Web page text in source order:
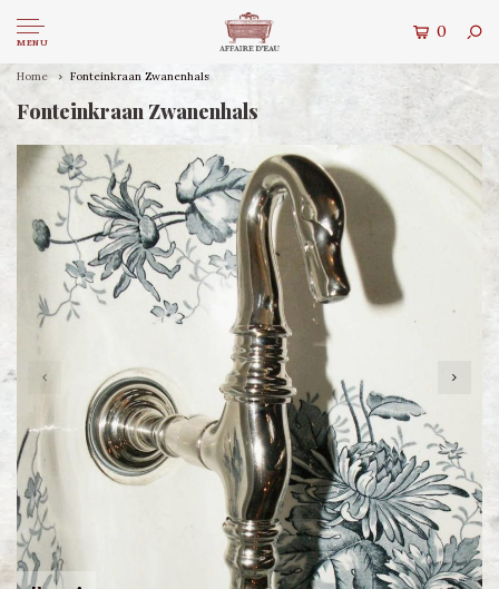
MENU
0
Home Fonteinkraan Zwanenhals
Fonteinkraan Zwanenhals